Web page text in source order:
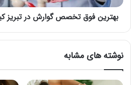
لیست
10بهترین فوق تخصص گوارش در تبریز
نوشته های مشابه